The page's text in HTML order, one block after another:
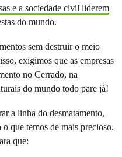
e a sociedade civil liderem
do mundo.
sem destruir o meio
exigimos que as empresas
no Cerrado, na
do mundo todo pare já!
a linha do desmatamento,
que temos de mais precioso.
que: